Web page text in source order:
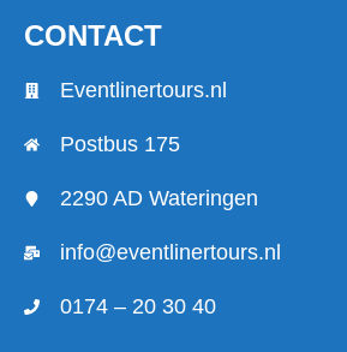
CONTACT
Eventlinertours.nl
Postbus 175
2290 AD Wateringen
info@eventlinertours.nl
0174 – 20 30 40